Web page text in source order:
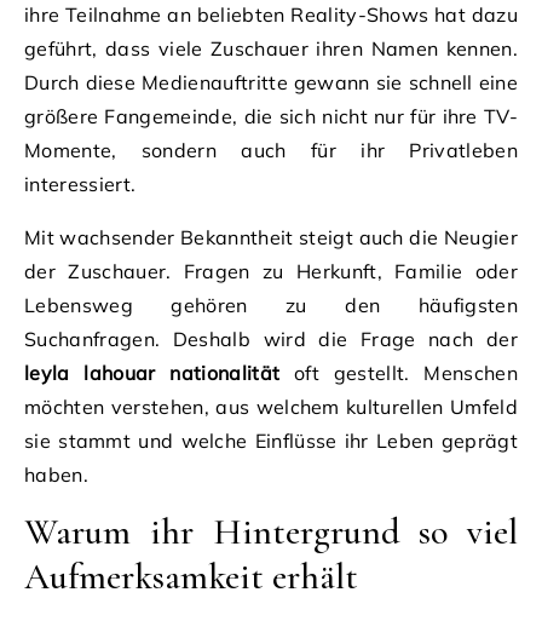
ihre Teilnahme an beliebten Reality-Shows hat dazu
geführt, dass viele Zuschauer ihren Namen kennen.
Durch diese Medienauftritte gewann sie schnell eine
größere Fangemeinde, die sich nicht nur für ihre TV-
Momente, sondern auch für ihr Privatleben
interessiert.
Mit wachsender Bekanntheit steigt auch die Neugier
der Zuschauer. Fragen zu Herkunft, Familie oder
Lebensweg gehören zu den häufigsten
Suchanfragen. Deshalb wird die Frage nach der
leyla lahouar nationalität oft gestellt. Menschen
möchten verstehen, aus welchem kulturellen Umfeld
sie stammt und welche Einflüsse ihr Leben geprägt
haben.
Warum ihr Hintergrund so viel
Aufmerksamkeit erhält